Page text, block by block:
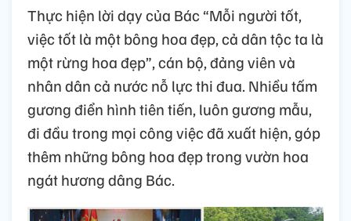
Thực hiện lời dạy của Bác “Mỗi người tốt,
việc tốt là một bông hoa đẹp, cả dân tộc ta là
một rừng hoa đẹp”, cán bộ, đảng viên và
nhân dân cả nước nỗ lực thi đua. Nhiều tấm
gương điển hình tiên tiến, luôn gương mẫu,
đi đầu trong mọi công việc đã xuất hiện, góp
thêm những bông hoa đẹp trong vườn hoa
ngát hương dâng Bác.